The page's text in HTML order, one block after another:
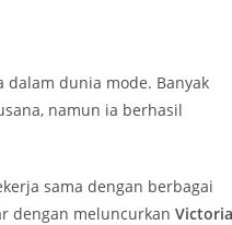
dalam dunia mode. Banyak
namun ia berhasil
sama dengan berbagai
dengan meluncurkan Victoria